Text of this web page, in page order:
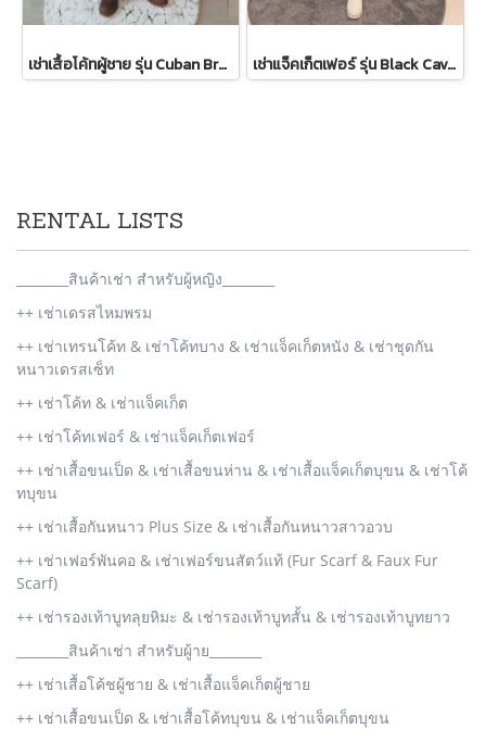
เช่าเสื้อโค้ทผู้ชาย รุ่น Cuban Brown Sand Double Breasted Coat 2107GCL1133FABR1 เช่าแจ็คเก็ตเฟอร์ รุ่น Black Cavernous Fur Jacket 2111GCF1779FABK1
RENTAL LISTS
________สินค้าเช่า สำหรับผู้หญิง________
++ เช่าเดรสไหมพรม
++ เช่าเทรนโค้ท & เช่าโค้ทบาง & เช่าแจ็คเก็ตหนัง & เช่าชุดกัน
หนาวเดรสเซ็ท
++ เช่าโค้ท & เช่าแจ็คเก็ต
++ เช่าโค้ทเฟอร์ & เช่าแจ็คเก็ตเฟอร์
++ เช่าเสื้อขนเป็ด & เช่าเสื้อขนห่าน & เช่าเสื้อแจ็คเก็ตบุขน & เช่าโค้
ทบุขน
++ เช่าเสื้อกันหนาว Plus Size & เช่าเสื้อกันหนาวสาวอวบ
++ เช่าเฟอร์พันคอ & เช่าเฟอร์ขนสัตว์แท้ (Fur Scarf & Faux Fur
Scarf)
++ เช่ารองเท้าบูทลุยหิมะ & เช่ารองเท้าบูทสั้น & เช่ารองเท้าบูทยาว
________สินค้าเช่า สำหรับผู้าย________
++ เช่าเสื้อโค้ชผู้ชาย & เช่าเสื้อแจ็คเก็ตผู้ชาย
++ เช่าเสื้อขนเป็ด & เช่าเสื้อโค้ทบุขน & เช่าแจ็คเก็ตบุขน